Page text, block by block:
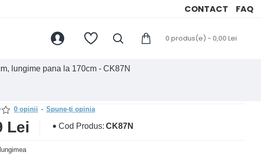
CONTACT FAQ
0 produs(e) - 0,00 Lei
lungime pana la 170cm - CK87N
0 opinii - Spune-ţi opinia
Lei Cod Produs: CK87N